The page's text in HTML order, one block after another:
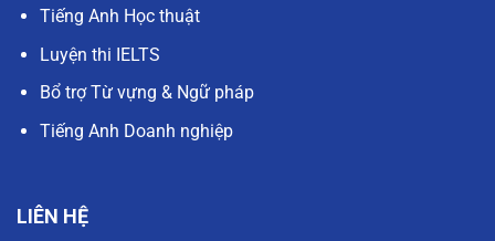
Tiếng Anh Học thuật
Luyện thi IELTS
Bổ trợ Từ vựng & Ngữ pháp
Tiếng Anh Doanh nghiệp
LIÊN HỆ